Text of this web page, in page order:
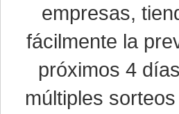
empresas,
fácilmente la
próximos 4
múltiples